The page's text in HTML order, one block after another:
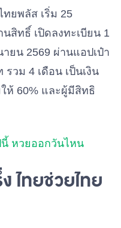
ยพลัส เริ่ม 25
สิทธิ์ เปิดลงทะเบียน 1
ยน 2569 ผ่านแอปเป๋า
รวม 4 เดือน เป็นเงิน
ห้ 60% และผู้มีสิทธิ
หวยออกวันไหน
ไทยช่วยไทย